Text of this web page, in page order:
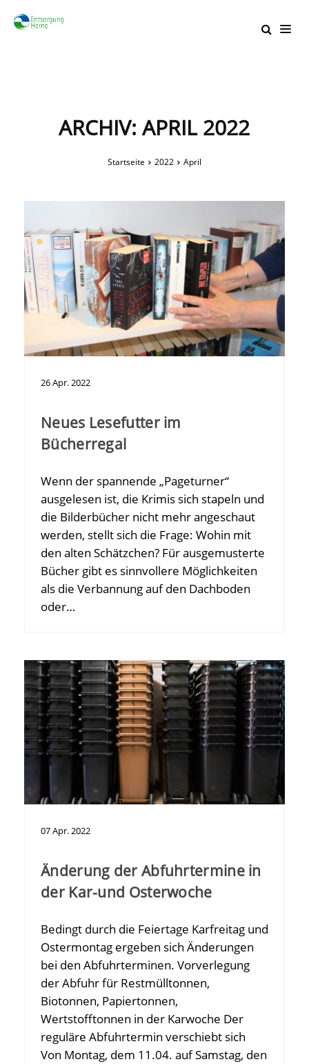
ARCHIV: APRIL 2022
Startseite 2022 April
26Apr.2022
Neues Lesefutter im
Bücherregal
Wenn der spannende „Pageturner“
ausgelesen ist, die Krimis sich stapeln und
die Bilderbücher nicht mehr angeschaut
werden, stellt sich die Frage: Wohin mit
den alten Schätzchen? Für ausgemusterte
Bücher gibt es sinnvollere Möglichkeiten
als die Verbannung auf den Dachboden
oder…
07Apr.2022
Änderung der Abfuhrtermine in
der Kar-und Osterwoche
Bedingt durch die Feiertage Karfreitag und
Ostermontag ergeben sich Änderungen
bei den Abfuhrterminen. Vorverlegung
der Abfuhr für Restmülltonnen,
Biotonnen, Papiertonnen,
Wertstofftonnen in der Karwoche Der
reguläre Abfuhrtermin verschiebt sich
Von Montag, dem 11.04. auf Samstag, den